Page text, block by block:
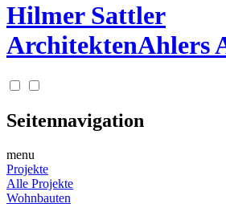
Hilmer Sattler
ArchitektenAhlers
Seitennavigation
menu
Projekte
Alle Projekte
Wohnbauten